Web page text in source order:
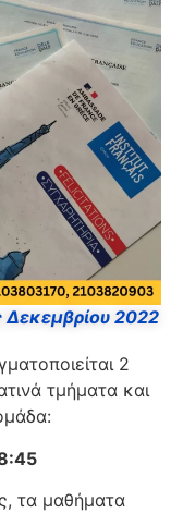
2
τμήματα και
τα μαθήματα
Δεκεμβρίου 2022